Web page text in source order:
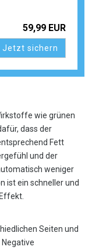
59,99 EUR
Jetzt sichern
wie grünen
dass der
Fett
und der
weniger
ist ein schneller und
Seiten und